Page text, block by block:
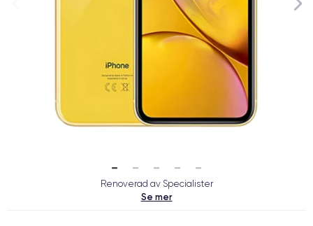
Renoverad av Specialister
Se mer